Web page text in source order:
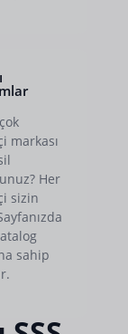
markası
Her
sizin
sahip